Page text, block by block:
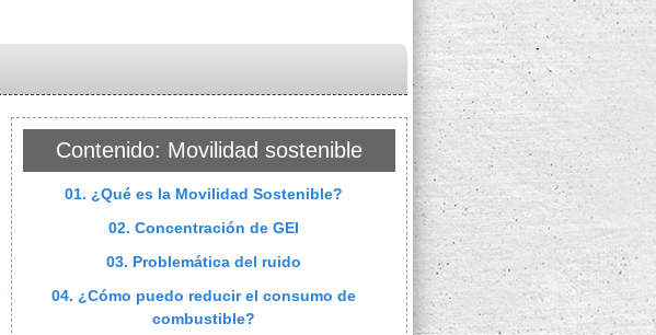
Contenido: Movilidad sostenible
01. ¿Qué es la Movilidad Sostenible?
02. Concentración de GEI
03. Problemática del ruido
04. ¿Cómo puedo reducir el consumo de
combustible?